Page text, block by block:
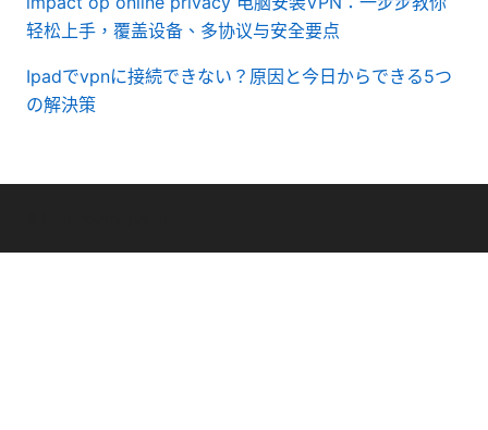
轻松上手，覆盖设备、多协议与安全要点
Ipadでvpnに接続できない？原因と今日からできる5つ
の解決策